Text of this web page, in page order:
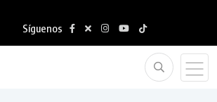
Síguenos